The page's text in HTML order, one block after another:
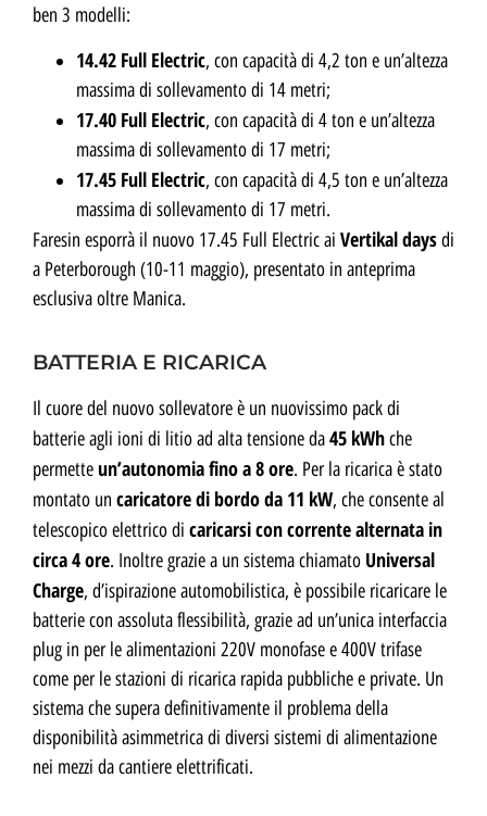
ben 3 modelli:
14.42 Full Electric, con capacità di 4,2 ton e un’altezza
massima di sollevamento di 14 metri;
17.40 Full Electric, con capacità di 4 ton e un’altezza
massima di sollevamento di 17 metri;
17.45 Full Electric, con capacità di 4,5 ton e un’altezza
massima di sollevamento di 17 metri.
Faresin esporrà il nuovo 17.45 Full Electric ai Vertikal daysdi
a Peterborough (10-11 maggio), presentato in anteprima
esclusiva oltre Manica.
BATTERIA E RICARICA
Il cuore del nuovo sollevatore è un nuovissimo pack di
batterie agli ioni di litio ad alta tensione da45 kWhche
permetteun’autonomia fino a 8 ore. Per la ricarica è stato
montato un caricatore di bordo da 11 kW, che consente al
telescopico elettrico di caricarsi con corrente alternata in
circa 4 ore. Inoltre grazie a un sistema chiamato Universal
Charge, d’ispirazione automobilistica, è possibile ricaricare le
batterie con assoluta flessibilità, grazie ad un’unica interfaccia
plug in per le alimentazioni 220V monofase e 400V trifase
come per le stazioni di ricarica rapida pubbliche e private. Un
sistema che supera definitivamente il problema della
disponibilità asimmetrica di diversi sistemi di alimentazione
nei mezzi da cantiere elettrificati.